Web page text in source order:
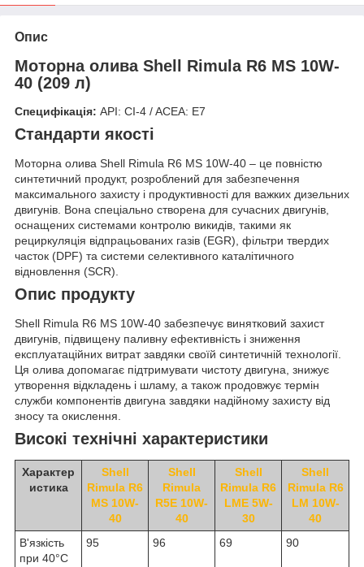
Опис
Моторна олива Shell Rimula R6 MS 10W-
40 (209 л)
Специфікація: API: CI-4 / ACEA: E7
Стандарти якості
Моторна олива Shell Rimula R6 MS 10W-40 – це повністю
синтетичний продукт, розроблений для забезпечення
максимального захисту і продуктивності для важких дизельних
двигунів. Вона спеціально створена для сучасних двигунів,
оснащених системами контролю викидів, такими як
рециркуляція відпрацьованих газів (EGR), фільтри твердих
часток (DPF) та системи селективного каталітичного
відновлення (SCR).
Опис продукту
Shell Rimula R6 MS 10W-40 забезпечує винятковий захист
двигунів, підвищену паливну ефективність і зниження
експлуатаційних витрат завдяки своїй синтетичній технології.
Ця олива допомагає підтримувати чистоту двигуна, знижує
утворення відкладень і шламу, а також продовжує термін
служби компонентів двигуна завдяки надійному захисту від
зносу та окислення.
Високі технічні характеристики
Характер
истика
Shell
Rimula R6
MS 10W-
40
Shell
Rimula
R5E 10W-
40
Shell
Rimula R6
LME 5W-
30
Shell
Rimula R6
LM 10W-
40
В'язкість
при 40°C
95 96 69 90